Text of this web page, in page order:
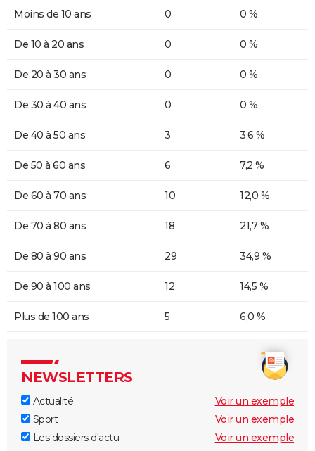
Moins de 10 ans 0 0 %
De 10 à 20 ans 0 0 %
De 20 à 30 ans 0 0 %
De 30 à 40 ans 0 0 %
De 40 à 50 ans 3 3,6 %
De 50 à 60 ans 6 7,2 %
De 60 à 70 ans 10 12,0 %
De 70 à 80 ans 18 21,7 %
De 80 à 90 ans 29 34,9 %
De 90 à 100 ans 12 14,5 %
Plus de 100 ans 5 6,0 %
NEWSLETTERS
Actualité
Voir un exemple
Sport
Voir un exemple
Les dossiers d'actu
Voir un exemple